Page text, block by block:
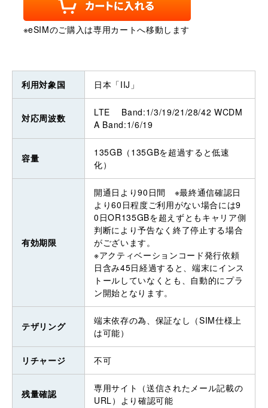
※eSIMのご購入は専用カートへ移動します
利用対象国 日本「IIJ」
対応周波数
LTE Band:1/3/19/21/28/42 WCDM
A Band:1/6/19
容量
135GB（135GBを超過すると低速
化）
有効期限
開通日より90日間 ※最終通信確認日
より60日程度ご利用がない場合には9
0日OR135GBを超えずともキャリア側
判断により予告なく終了停止する場合
がございます。
※アクティベーションコード発行依頼
日含み45日経過すると、端末にインス
トールしていなくとも、自動的にプラ
ン開始となります。
テザリング
端末依存の為、保証なし（SIM仕様上
は可能）
リチャージ 不可
残量確認
専用サイト（送信されたメール記載の
URL）より確認可能